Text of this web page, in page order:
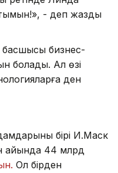
- деп жазды
басшысы бизнес-
болады. Ал өзі
ден
бірі И.Маск
айында 44 млрд
Ол бірден